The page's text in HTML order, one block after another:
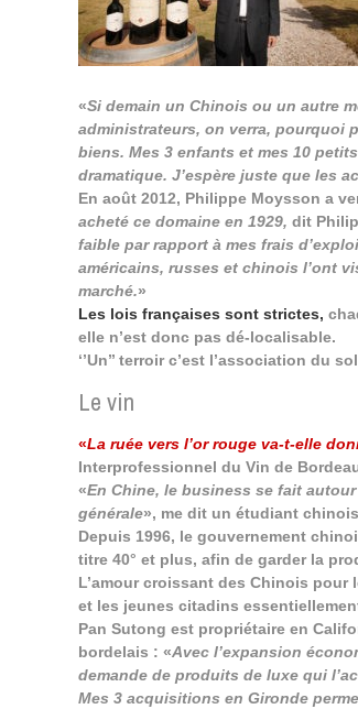
«Si demain un Chinois ou un autre
administrateurs, on verra, pourquoi
biens. Mes 3 enfants et mes 10
dramatique. J’espère juste que les
En août 2012, Philippe Moysson a
acheté ce domaine en 1929,dit
faible par rapport à mes frais
américains, russes et chinois l’ont
marché.»
Les lois françaises sont strictes,
elle n’est donc pas dé-localisable.
‘’Un’’ terroir c’est l’association
Le vin
«La ruée vers l’or rouge va-t-elle
Interprofessionnel du Vin de
«En Chine, le business se fait
générale», me dit un étudiant
Depuis 1996, le gouvernement
titre 40° et plus, afin de garder la
L’amour croissant des Chinois pour
et les jeunes citadins
Pan Sutong est propriétaire en
bordelais : «Avec l’expansion
demande de produits de luxe qui
Mes 3 acquisitions en Gironde